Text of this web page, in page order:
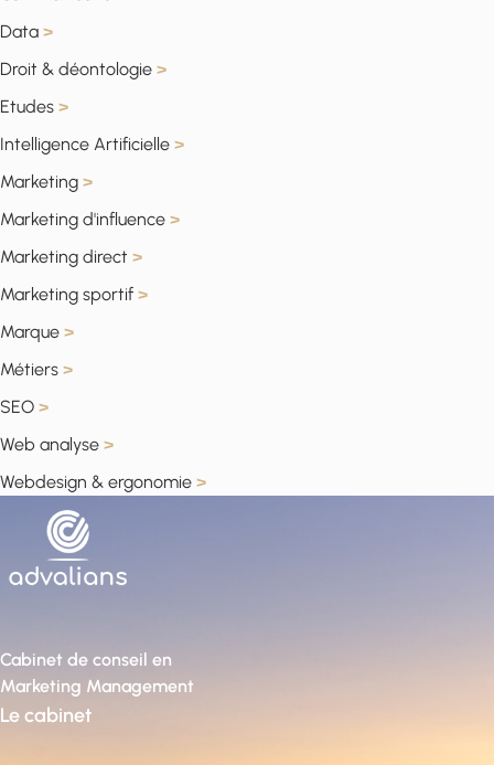
Data >
Droit & déontologie >
Etudes >
Intelligence Artificielle >
Marketing >
Marketing d'influence >
Marketing direct >
Marketing sportif >
Marque >
Métiers >
SEO >
Web analyse >
Webdesign & ergonomie >
Cabinet de conseil en
Marketing Management
Le cabinet